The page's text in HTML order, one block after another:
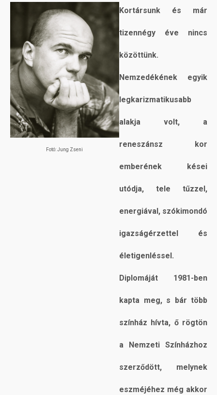
Fotó: Jung Zseni
Kortársunk és már
tizennégy éve nincs
közöttünk.
Nemzedékének egyik
legkarizmatikusabb
alakja volt, a
reneszánsz kor
emberének kései
utódja, tele tűzzel,
energiával, szókimondó
igazságérzettel és
életigenléssel.
Diplomáját 1981-ben
kapta meg, s bár több
színház hívta, ő rögtön
a Nemzeti Színházhoz
szerződött, melynek
eszméjéhez még akkor